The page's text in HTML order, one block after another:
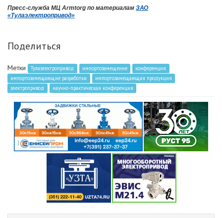
Пресс-служба МЦ Armtorg по материалам ЗАО
«Тулаэлектропривод»
Поделиться
Метки Тулаэлектропривод импортозамещение
конференция
импортозамещающие разработки
импортозамещающая продукция
электропривод
научно-практическая конференция